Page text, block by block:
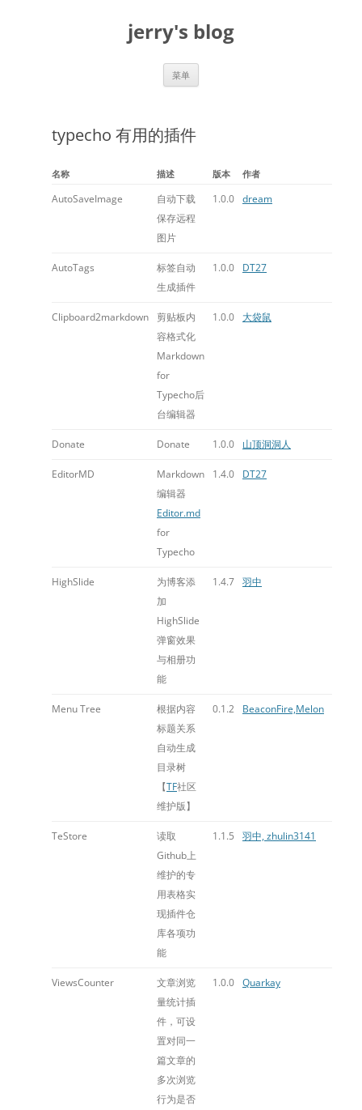
jerry's blog
菜单
typecho 有用的插件
名称 描述 版本 作者
AutoSaveImage
自动下载
保存远程
图片
1.0.0 dream
AutoTags
标签自动
生成插件
1.0.0 DT27
Clipboard2markdown 剪贴板内
容格式化
Markdown
for
Typecho后
台编辑器
1.0.0 大袋鼠
Donate Donate 1.0.0 山顶洞洞人
EditorMD
Markdown
编辑器
Editor.md
for
Typecho
1.4.0 DT27
HighSlide
为博客添
加
HighSlide
弹窗效果
与相册功
能
1.4.7 羽中
Menu Tree
根据内容
标题关系
自动生成
目录树
【TF社区
维护版】
0.1.2 BeaconFire,Melon
TeStore
读取
Github上
维护的专
用表格实
现插件仓
库各项功
能
1.1.5 羽中, zhulin3141
ViewsCounter
文章浏览
量统计插
件，可设
置对同一
篇文章的
多次浏览
行为是否
1.0.0 Quarkay